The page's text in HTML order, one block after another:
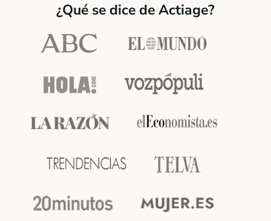
¿Qué se dice de Actiage?